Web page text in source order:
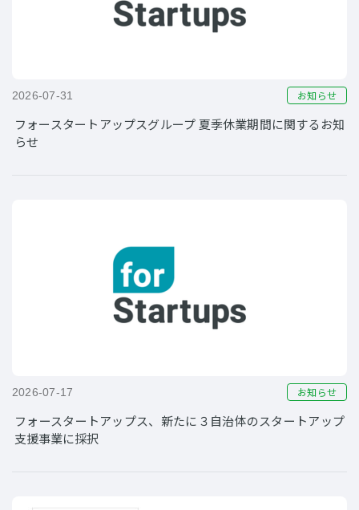
2026-07-31 お知らせ
フォースタートアップスグループ 夏季休業期間に関するお知
らせ
2026-07-17 お知らせ
フォースタートアップス、新たに３自治体のスタートアップ
支援事業に採択